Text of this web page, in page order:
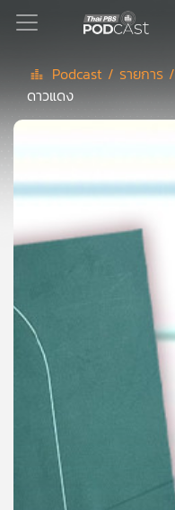
Podcast
ย์
ลิ
แนะนำ
เพล
Podcast / รายการ /
ดาวแดง